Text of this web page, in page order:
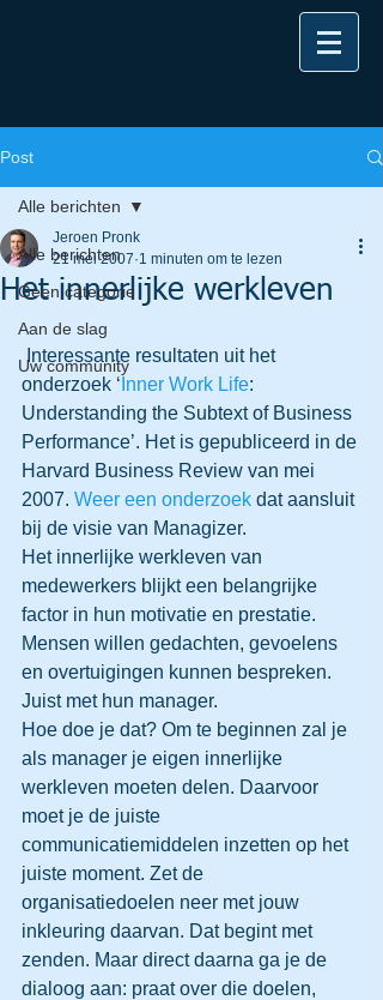
Post
Alle berichten
Geen categorie
Aan de slag
Uw community
Alle berichten
Het innerlijke werkleven
Jeroen Pronk
21 mei 2007 1 minuten om te lezen
onderzoek ‘ Inner Work Life:
Understanding the Subtext of Business
Performance’. Het is gepubliceerd in de
Harvard Business Review van mei
2007. Weer een onderzoek dat aansluit
bij de visie van Managizer.
Het innerlijke werkleven van
medewerkers blijkt een belangrijke
factor in hun motivatie en prestatie.
Mensen willen gedachten, gevoelens
en overtuigingen kunnen bespreken.
Juist met hun manager.
Hoe doe je dat? Om te beginnen zal je
als manager je eigen innerlijke
werkleven moeten delen. Daarvoor
moet je de juiste
communicatiemiddelen inzetten op het
juiste moment. Zet de
organisatiedoelen neer met jouw
inkleuring daarvan. Dat begint met
zenden. Maar direct daarna ga je de
dialoog aan: praat over die doelen,